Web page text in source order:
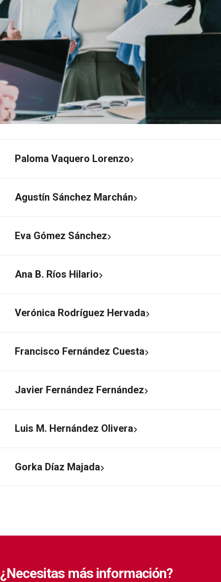
Paloma Vaquero Lorenzo
Agustín Sánchez Marchán
Eva Gómez Sánchez
Ana B. Ríos Hilario
Verónica Rodríguez Hervada
Francisco Fernández Cuesta
Javier Fernández Fernández
Luis M. Hernández Olivera
Gorka Díaz Majada
¿Necesitas más información?